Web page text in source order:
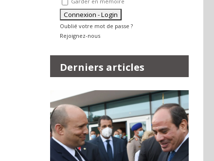
Oublié votre mot de passe ?
Rejoignez-nous
Derniers articles